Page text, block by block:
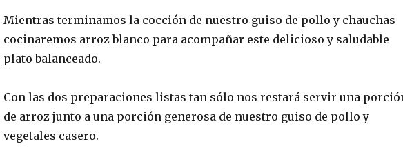
Mientras terminamos la cocción de nuestro guiso de pollo y chauchas
cocinaremos arroz blanco para acompañar este delicioso y saludable
plato balanceado.
Con las dos preparaciones listas tan sólo nos restará servir una
de arroz junto a una porción generosa de nuestro guiso de pollo y
vegetales casero.